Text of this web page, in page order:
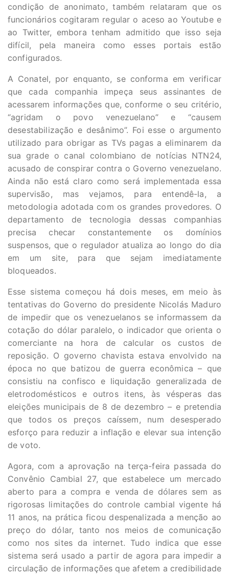
condição de anonimato, também relataram que os
funcionários cogitaram regular o aceso ao Youtube e
ao Twitter, embora tenham admitido que isso seja
difícil, pela maneira como esses portais estão
configurados.
A Conatel, por enquanto, se conforma em verificar
que cada companhia impeça seus assinantes de
acessarem informações que, conforme o seu critério,
“agridam o povo venezuelano” e “causem
desestabilização e desânimo”. Foi esse o argumento
utilizado para obrigar as TVs pagas a eliminarem da
sua grade o canal colombiano de notícias NTN24,
acusado de conspirar contra o Governo venezuelano.
Ainda não está claro como será implementada essa
supervisão, mas vejamos, para entendê-la, a
metodologia adotada com os grandes provedores. O
departamento de tecnologia dessas companhias
precisa checar constantemente os domínios
suspensos, que o regulador atualiza ao longo do dia
em um site, para que sejam imediatamente
bloqueados.
Esse sistema começou há dois meses, em meio às
tentativas do Governo do presidente Nicolás Maduro
de impedir que os venezuelanos se informassem da
cotação do dólar paralelo, o indicador que orienta o
comerciante na hora de calcular os custos de
reposição. O governo chavista estava envolvido na
época no que batizou de guerra econômica – que
consistiu na confisco e liquidação generalizada de
eletrodomésticos e outros itens, às vésperas das
eleições municipais de 8 de dezembro – e pretendia
que todos os preços caíssem, num desesperado
esforço para reduzir a inflação e elevar sua intenção
de voto.
Agora, com a aprovação na terça-feira passada do
Convênio Cambial 27, que estabelece um mercado
aberto para a compra e venda de dólares sem as
rigorosas limitações do controle cambial vigente há
11 anos, na prática ficou despenalizada a menção ao
preço do dólar, tanto nos meios de comunicação
como nos sites da internet. Tudo indica que esse
sistema será usado a partir de agora para impedir a
circulação de informações que afetem a credibilidade